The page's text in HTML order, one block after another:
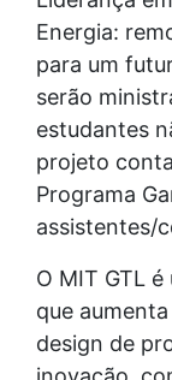
Energia:
para um
serão
estudantes
projeto
Programa
assistentes/
O MIT GTL
que
design de